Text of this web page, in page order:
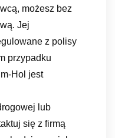
możesz bez
Jej
z polisy
przypadku
Hol jest
lub
się z firmą